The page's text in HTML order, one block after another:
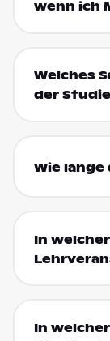
wenn ich
Welches
der
Wie
In
In